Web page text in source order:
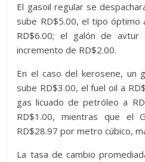
El gasoil regular se
sube RD$5.00, el tipo óptimo
RD$6.00; el galón de avtur
incremento de RD$2.00.
En el caso del kerosene, un
sube RD$3.00, el fuel oil a
gas licuado de petróleo a
RD$1.00, mientras que el
RD$28.97 por metro cúbico,
La tasa de cambio